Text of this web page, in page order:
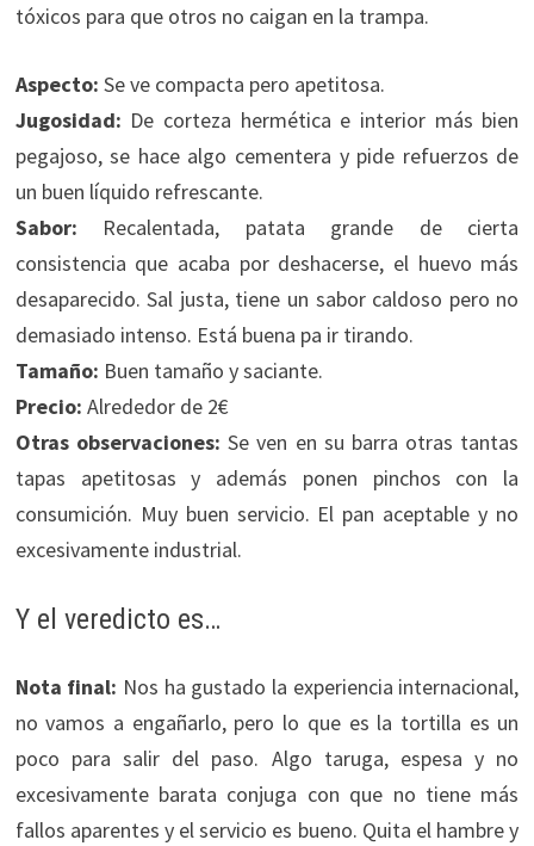
tóxicos para que otros no caigan en la trampa.
Aspecto: Se ve compacta pero apetitosa.
Jugosidad: De corteza hermética e interior más bien
pegajoso, se hace algo cementera y pide refuerzos de
un buen líquido refrescante.
Sabor: Recalentada, patata grande de cierta
consistencia que acaba por deshacerse, el huevo más
desaparecido. Sal justa, tiene un sabor caldoso pero no
demasiado intenso. Está buena pa ir tirando.
Tamaño: Buen tamaño y saciante.
Precio: Alrededor de 2€
Otras observaciones: Se ven en su barra otras tantas
tapas apetitosas y además ponen pinchos con la
consumición. Muy buen servicio. El pan aceptable y no
excesivamente industrial.
Y el veredicto es…
Nota final: Nos ha gustado la experiencia internacional,
no vamos a engañarlo, pero lo que es la tortilla es un
poco para salir del paso. Algo taruga, espesa y no
excesivamente barata conjuga con que no tiene más
fallos aparentes y el servicio es bueno. Quita el hambre y